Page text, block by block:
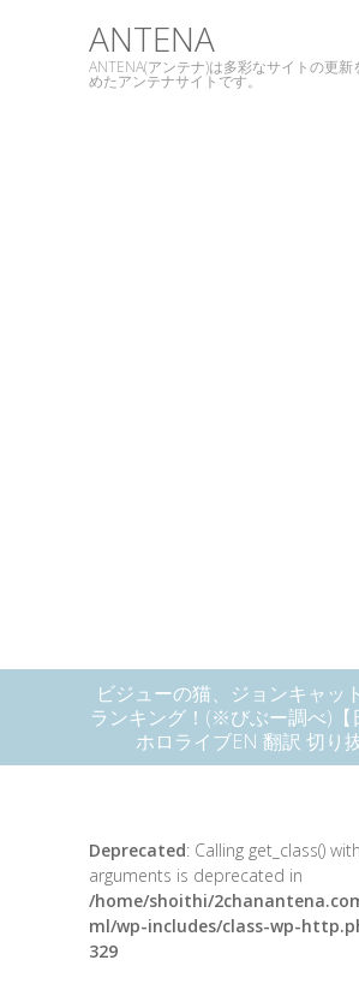
ANTENA
ANTENA(アンテナ)は多彩なサイトの更新
めたアンテナサイトです。
ビジューの猫、ジョンキャッ
ランキング！(※びぶー調べ)【
ホロライブEN 翻訳 切り抜
Deprecated: Calling get_class()
arguments is deprecated in
/home/shoithi/
ml/wp-includes/class-wp-
329